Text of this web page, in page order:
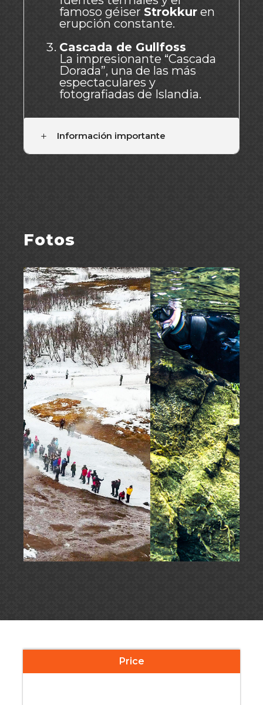
Price
famoso géiser Strokkur en
erupción constante.
Cascada de Gullfoss
La impresionante “Cascada
Dorada”, una de las más
espectaculares y
fotografiadas de Islandia.
Información importante
Fotos